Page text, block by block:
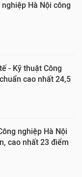
Hà Nội công
- Kỹ thuật Công
cao nhất 24,5
nghiệp Hà Nội
cao nhất 23 điểm